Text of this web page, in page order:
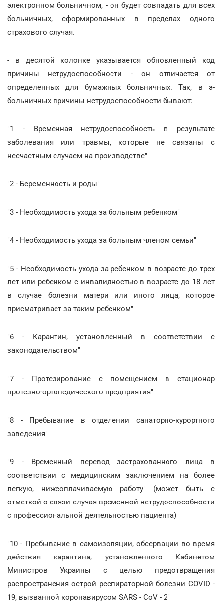
электронном больничном, - он будет совпадать для всех
больничных, сформированных в пределах одного
страхового случая.
- в десятой колонке указывается обновленный код
причины нетрудоспособности - он отличается от
определенных для бумажных больничных. Так, в э-
больничных причины нетрудоспособности бывают:
"1 - Временная нетрудоспособность в результате
заболевания или травмы, которые не связаны с
несчастным случаем на производстве"
"2 - Беременность и роды"
"3 - Необходимость ухода за больным ребенком"
"4 - Необходимость ухода за больным членом семьи"
"5 - Необходимость ухода за ребенком в возрасте до трех
лет или ребенком с инвалидностью в возрасте до 18 лет
в случае болезни матери или иного лица, которое
присматривает за таким ребенком"
"6 - Карантин, установленный в соответствии с
законодательством"
"7 - Протезирование с помещением в стационар
протезно-ортопедического предприятия"
"8 - Пребывание в отделении санаторно-курортного
заведения"
"9 - Временный перевод застрахованного лица в
соответствии с медицинским заключением на более
легкую, нижеоплачиваемую работу" (может быть с
отметкой о связи случая временной нетрудоспособности
с профессиональной деятельностью пациента)
"10 - Пребывание в самоизоляции, обсервации во время
действия карантина, установленного Кабинетом
Министров Украины с целью предотвращения
распространения острой респираторной болезни COVID -
19, вызванной коронавирусом SARS - СoV - 2"